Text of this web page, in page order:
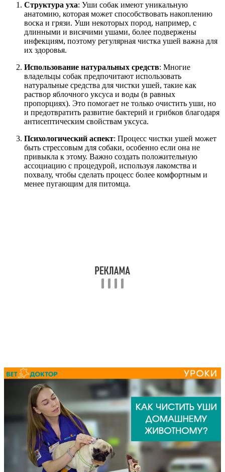
Структура уха: Уши собак имеют уникальную
анатомию, которая может способствовать накоплению
воска и грязи. Уши некоторых пород, например, с
длинными и висячими ушами, более подвержены
инфекциям, поэтому регулярная чистка ушей важна для
их здоровья.
Использование натуральных средств: Многие
владельцы собак предпочитают использовать
натуральные средства для чистки ушей, такие как
раствор яблочного уксуса и воды (в равных
пропорциях). Это помогает не только очистить уши, но
и предотвратить развитие бактерий и грибков благодаря
антисептическим свойствам уксуса.
Психологический аспект: Процесс чистки ушей может
быть стрессовым для собаки, особенно если она не
привыкла к этому. Важно создать положительную
ассоциацию с процедурой, используя лакомства и
похвалу, чтобы сделать процесс более комфортным и
менее пугающим для питомца.